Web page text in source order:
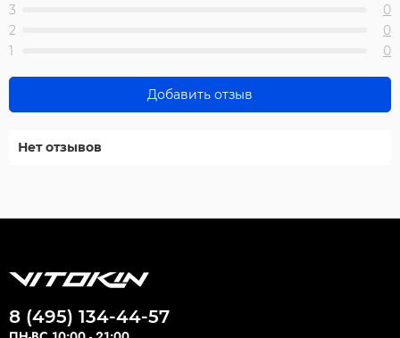
3
0
2
0
1
0
Добавить отзыв
Нет отзывов
8 (495) 134-44-57